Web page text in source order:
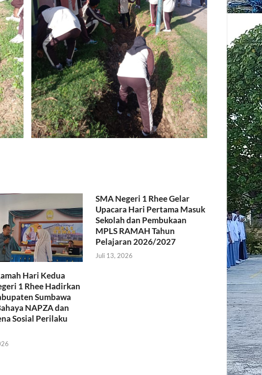
Hari Kedua
1 Rhee Hadirkan
Sumbawa
NAPZA dan
Sosial Perilaku
SMA Negeri 1 Rhee Gelar
Upacara Hari Pertama Masuk
Sekolah dan Pembukaan
MPLS RAMAH Tahun
Pelajaran 2026/2027
Juli 13, 2026